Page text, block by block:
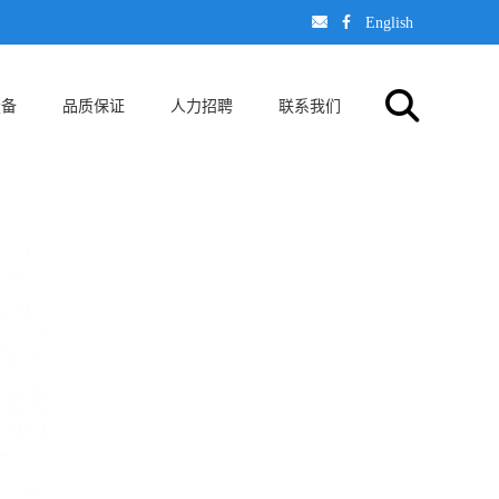
󢈃 󢄉 English
品质保证 人力招聘 联系我们